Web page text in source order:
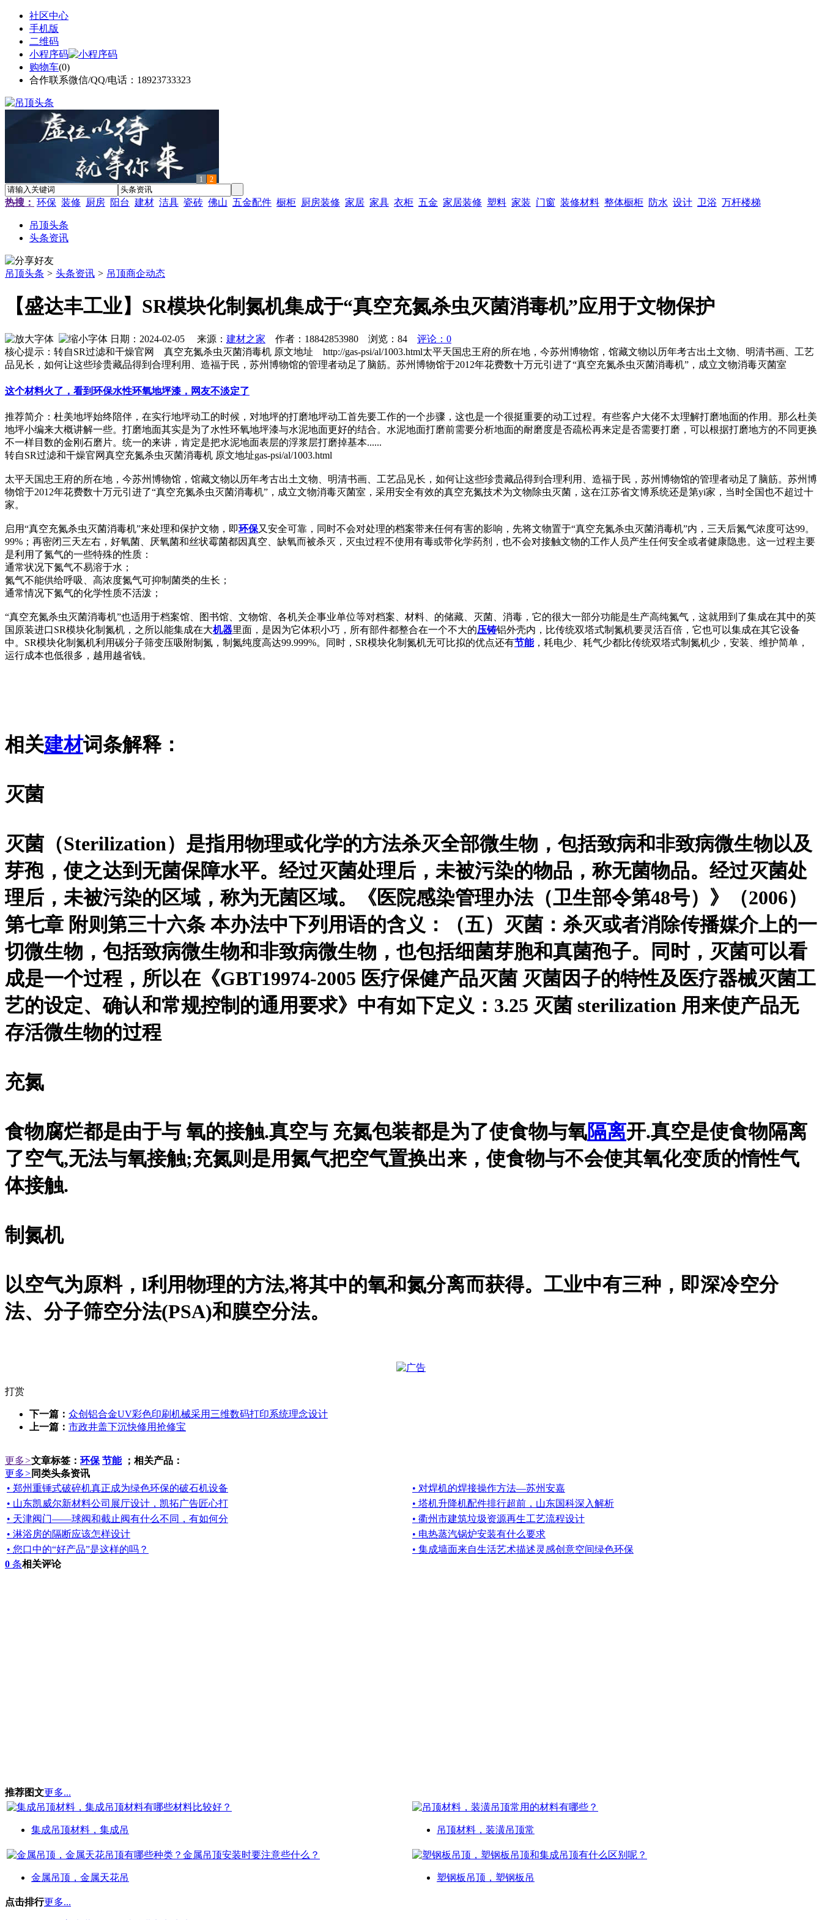
社区中心
手机版
二维码
小程序码
购物车(0)
合作联系微信/QQ/电话：18923733323
1 2
热搜： 环保 装修 厨房 阳台 建材 洁具 瓷砖 佛山 五金配件 橱柜 厨房装修 家居 家具 衣柜 五金 家居装修 塑料 家装 门窗 装修材料 整体橱柜 防水 设计 卫浴 万杆楼梯
吊顶头条
头条资讯
吊顶头条 > 头条资讯 > 吊顶商企动态
【盛达丰工业】SR模块化制氮机集成于“真空充氮杀虫灭菌消毒机”应用于文物保护
日期：2024-02-05 来源： 建材之家 作者：18842853980 浏览： 84
评论：0
核心提示：转自SR过滤和干燥官网 真空充氮杀虫灭菌消毒机 原文地址 http://gas-psi/al/1003.html太平天国忠王府的所在地，今苏州博物馆，馆藏文物以历年考古出土文物、明清书画、工艺
品见长，如何让这些珍贵藏品得到合理利用、造福于民，苏州博物馆的管理者动足了脑筋。苏州博物馆于2012年花费数十万元引进了“真空充氮杀虫灭菌消毒机”，成立文物消毒灭菌室
这个材料火了，看到环保水性环氧地坪漆，网友不淡定了
推荐简介：杜美地坪始终陪伴，在实行地坪动工的时候，对地坪的打磨地坪动工首先要工作的一个步骤，这也是一个很挺重要的动工过程。有些客户大佬不太理解打磨地面的作用。那么杜美
地坪小编来大概讲解一些。打磨地面其实是为了水性环氧地坪漆与水泥地面更好的结合。水泥地面打磨前需要分析地面的耐磨度是否疏松再来定是否需要打磨，可以根据打磨地方的不同更换
不一样目数的金刚石磨片。统一的来讲，肯定是把水泥地面表层的浮浆层打磨掉基本......
转自SR过滤和干燥官网真空充氮杀虫灭菌消毒机 原文地址gas-psi/al/1003.html
太平天国忠王府的所在地，今苏州博物馆，馆藏文物以历年考古出土文物、明清书画、工艺品见长，如何让这些珍贵藏品得到合理利用、造福于民，苏州博物馆的管理者动足了脑筋。苏州博
物馆于2012年花费数十万元引进了“真空充氮杀虫灭菌消毒机”，成立文物消毒灭菌室，采用安全有效的真空充氮技术为文物除虫灭菌，这在江苏省文博系统还是第yi家，当时全国也不超过十
家。
启用“真空充氮杀虫灭菌消毒机”来处理和保护文物，即环保又安全可靠，同时不会对处理的档案带来任何有害的影响，先将文物置于“真空充氮杀虫灭菌消毒机”内，三天后氮气浓度可达99。
99%；再密闭三天左右，好氧菌、厌氧菌和丝状霉菌都因真空、缺氧而被杀灭，灭虫过程不使用有毒或带化学药剂，也不会对接触文物的工作人员产生任何安全或者健康隐患。这一过程主要
是利用了氮气的一些特殊的性质：
通常状况下氮气不易溶于水；
氮气不能供给呼吸、高浓度氮气可抑制菌类的生长；
通常情况下氮气的化学性质不活泼；
“真空充氮杀虫灭菌消毒机”也适用于档案馆、图书馆、文物馆、各机关企事业单位等对档案、材料、的储藏、灭菌、消毒，它的很大一部分功能是生产高纯氮气，这就用到了集成在其中的英
国原装进口SR模块化制氮机，之所以能集成在大机器里面，是因为它体积小巧，所有部件都整合在一个不大的压铸铝外壳内，比传统双塔式制氮机要灵活百倍，它也可以集成在其它设备
中。SR模块化制氮机利用碳分子筛变压吸附制氮，制氮纯度高达99.999%。同时，SR模块化制氮机无可比拟的优点还有节能，耗电少、耗气少都比传统双塔式制氮机少，安装、维护简单，
运行成本也低很多，越用越省钱。
相关建材词条解释：
灭菌
灭菌（Sterilization）是指用物理或化学的方法杀灭全部微生物，包括致病和非致病微生物以及
芽孢，使之达到无菌保障水平。经过灭菌处理后，未被污染的物品，称无菌物品。经过灭菌处
理后，未被污染的区域，称为无菌区域。《医院感染管理办法（卫生部令第48号）》（2006）
第七章 附则第三十六条 本办法中下列用语的含义：（五）灭菌：杀灭或者消除传播媒介上的一
切微生物，包括致病微生物和非致病微生物，也包括细菌芽胞和真菌孢子。同时，灭菌可以看
成是一个过程，所以在《GBT19974-2005 医疗保健产品灭菌 灭菌因子的特性及医疗器械灭菌工
艺的设定、确认和常规控制的通用要求》中有如下定义：3.25 灭菌 sterilization 用来使产品无
存活微生物的过程
充氮
食物腐烂都是由于与 氧的接触.真空与 充氮包装都是为了使食物与氧隔离开.真空是使食物隔离
了空气,无法与氧接触;充氮则是用氮气把空气置换出来，使食物与不会使其氧化变质的惰性气
体接触.
制氮机
以空气为原料，l利用物理的方法,将其中的氧和氮分离而获得。工业中有三种，即深冷空分
法、分子筛空分法(PSA)和膜空分法。
打赏
下一篇： 众创铝合金UV彩色印刷机械采用三维数码打印系统理念设计
上一篇： 市政井盖下沉快修用抢修宝
更多>文章标签： 环保 节能；相关产品：
更多> 同类头条资讯
• 郑州重锤式破碎机真正成为绿色环保的破石机设备
• 对焊机的焊接操作方法—苏州安嘉
• 山东凯威尔新材料公司展厅设计，凯拓广告匠心打
• 塔机升降机配件排行超前，山东国科深入解析
• 天津阀门——球阀和截止阀有什么不同，有如何分
• 衢州市建筑垃圾资源再生工艺流程设计
• 淋浴房的隔断应该怎样设计
• 电热蒸汽锅炉安装有什么要求
• 您口中的“好产品”是这样的吗？
• 集成墙面来自生活艺术描述灵感创意空间绿色环保
0 条相关评论
推荐图文更多...
集成吊顶材料，集成吊 吊顶材料，装潢吊顶常
金属吊顶，金属天花吊 塑钢板吊顶，塑钢板吊
点击排行更多...